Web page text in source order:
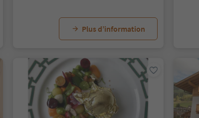
Plus d’information